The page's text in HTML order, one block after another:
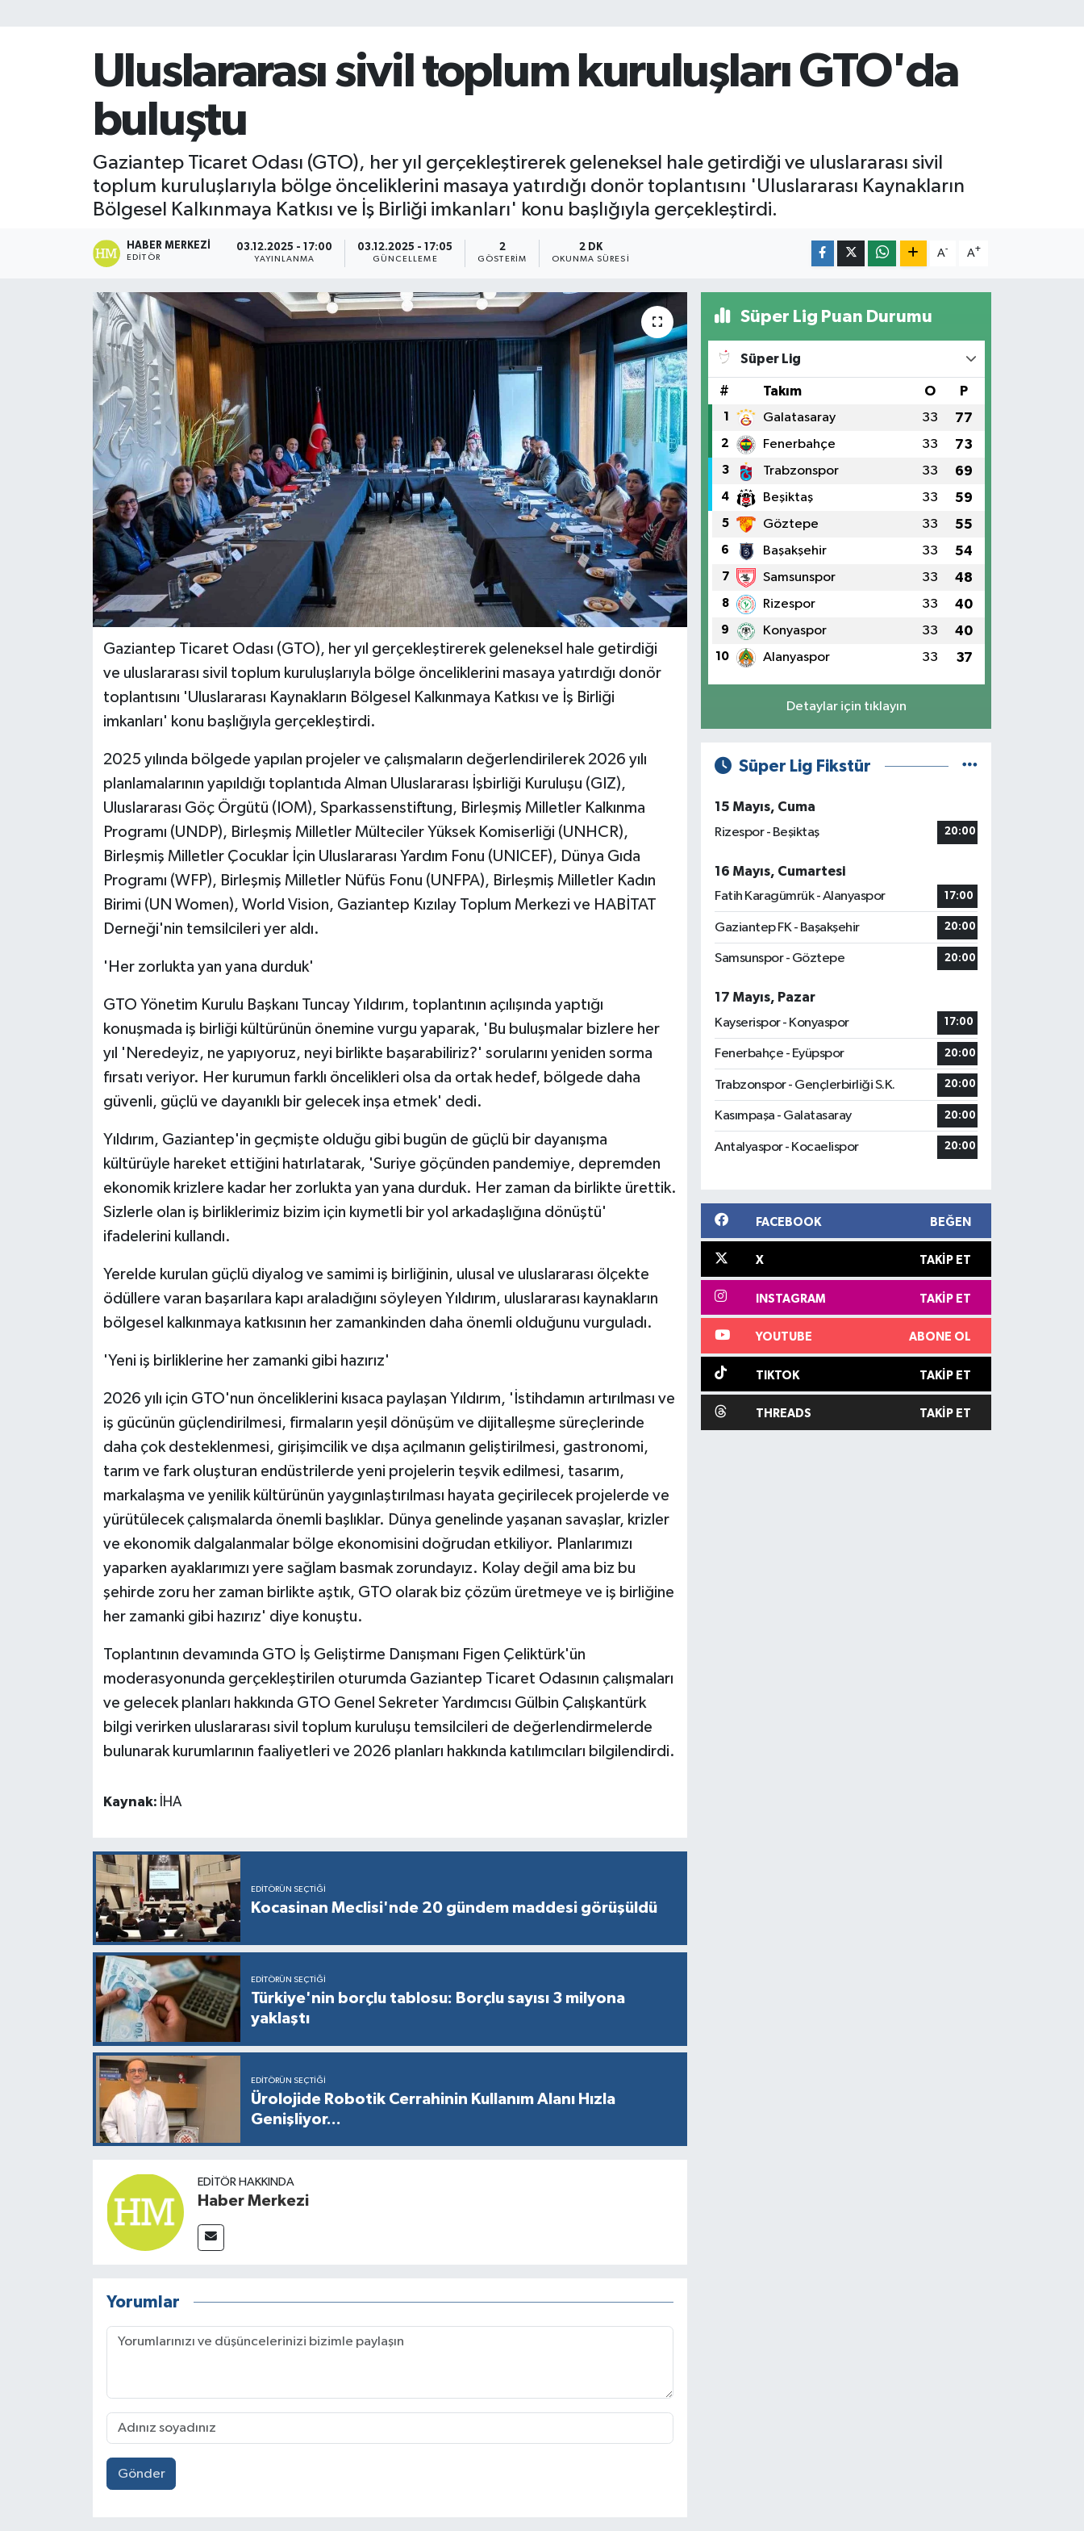
Uluslararası sivil toplum kuruluşları GTO'da
buluştu
Gaziantep Ticaret Odası (GTO), her yıl gerçekleştirerek geleneksel hale getirdiği ve uluslararası sivil
toplum kuruluşlarıyla bölge önceliklerini masaya yatırdığı donör toplantısını 'Uluslararası Kaynakların
Bölgesel Kalkınmaya Katkısı ve İş Birliği imkanları' konu başlığıyla gerçekleştirdi.
HABER MERKEZI
EDITÖR
03.12.2025 - 17:00
YAYINLANMA
03.12.2025 - 17:05
GÜNCELLEME
2
GÖSTERIM
2 DK
OKUNMA SÜRESI
A- A+
Gaziantep Ticaret Odası (GTO), her yıl gerçekleştirerek geleneksel hale getirdiği
ve uluslararası sivil toplum kuruluşlarıyla bölge önceliklerini masaya yatırdığı donör
toplantısını 'Uluslararası Kaynakların Bölgesel Kalkınmaya Katkısı ve İş Birliği
imkanları' konu başlığıyla gerçekleştirdi.
2025 yılında bölgede yapılan projeler ve çalışmaların değerlendirilerek 2026 yılı
planlamalarının yapıldığı toplantıda Alman Uluslararası İşbirliği Kuruluşu (GIZ),
Uluslararası Göç Örgütü (IOM), Sparkassenstiftung, Birleşmiş Milletler Kalkınma
Programı (UNDP), Birleşmiş Milletler Mülteciler Yüksek Komiserliği (UNHCR),
Birleşmiş Milletler Çocuklar İçin Uluslararası Yardım Fonu (UNICEF), Dünya Gıda
Programı (WFP), Birleşmiş Milletler Nüfüs Fonu (UNFPA), Birleşmiş Milletler Kadın
Birimi (UN Women), World Vision, Gaziantep Kızılay Toplum Merkezi ve HABİTAT
Derneği'nin temsilcileri yer aldı.
'Her zorlukta yan yana durduk'
GTO Yönetim Kurulu Başkanı Tuncay Yıldırım, toplantının açılışında yaptığı
konuşmada iş birliği kültürünün önemine vurgu yaparak, 'Bu buluşmalar bizlere her
yıl 'Neredeyiz, ne yapıyoruz, neyi birlikte başarabiliriz?' sorularını yeniden sorma
fırsatı veriyor. Her kurumun farklı öncelikleri olsa da ortak hedef, bölgede daha
güvenli, güçlü ve dayanıklı bir gelecek inşa etmek' dedi.
Yıldırım, Gaziantep'in geçmişte olduğu gibi bugün de güçlü bir dayanışma
kültürüyle hareket ettiğini hatırlatarak, 'Suriye göçünden pandemiye, depremden
ekonomik krizlere kadar her zorlukta yan yana durduk. Her zaman da birlikte ürettik.
Sizlerle olan iş birliklerimiz bizim için kıymetli bir yol arkadaşlığına dönüştü'
ifadelerini kullandı.
Yerelde kurulan güçlü diyalog ve samimi iş birliğinin, ulusal ve uluslararası ölçekte
ödüllere varan başarılara kapı araladığını söyleyen Yıldırım, uluslararası kaynakların
bölgesel kalkınmaya katkısının her zamankinden daha önemli olduğunu vurguladı.
'Yeni iş birliklerine her zamanki gibi hazırız'
2026 yılı için GTO'nun önceliklerini kısaca paylaşan Yıldırım, 'İstihdamın artırılması ve
iş gücünün güçlendirilmesi, firmaların yeşil dönüşüm ve dijitalleşme süreçlerinde
daha çok desteklenmesi, girişimcilik ve dışa açılmanın geliştirilmesi, gastronomi,
tarım ve fark oluşturan endüstrilerde yeni projelerin teşvik edilmesi, tasarım,
markalaşma ve yenilik kültürünün yaygınlaştırılması hayata geçirilecek projelerde ve
yürütülecek çalışmalarda önemli başlıklar. Dünya genelinde yaşanan savaşlar, krizler
ve ekonomik dalgalanmalar bölge ekonomisini doğrudan etkiliyor. Planlarımızı
yaparken ayaklarımızı yere sağlam basmak zorundayız. Kolay değil ama biz bu
şehirde zoru her zaman birlikte aştık, GTO olarak biz çözüm üretmeye ve iş birliğine
her zamanki gibi hazırız' diye konuştu.
Toplantının devamında GTO İş Geliştirme Danışmanı Figen Çeliktürk'ün
moderasyonunda gerçekleştirilen oturumda Gaziantep Ticaret Odasının çalışmaları
ve gelecek planları hakkında GTO Genel Sekreter Yardımcısı Gülbin Çalışkantürk
bilgi verirken uluslararası sivil toplum kuruluşu temsilcileri de değerlendirmelerde
bulunarak kurumlarının faaliyetleri ve 2026 planları hakkında katılımcıları bilgilendirdi.
Kaynak: İHA
EDITÖRÜN SEÇTIĞI
Kocasinan Meclisi'nde 20 gündem maddesi görüşüldü
EDITÖRÜN SEÇTIĞI
Türkiye'nin borçlu tablosu: Borçlu sayısı 3 milyona
yaklaştı
EDITÖRÜN SEÇTIĞI
Ürolojide Robotik Cerrahinin Kullanım Alanı Hızla
Genişliyor...
EDITÖR HAKKINDA
Haber Merkezi
Yorumlar
Gönder
Süper Lig Puan Durumu
Süper Lig
# Takım O P
1 Galatasaray 33 77
2 Fenerbahçe 33 73
3 Trabzonspor 33 69
4 Beşiktaş 33 59
5 Göztepe 33 55
6 Başakşehir 33 54
7 Samsunspor 33 48
8 Rizespor 33 40
9 Konyaspor 33 40
10 Alanyaspor 33 37
Detaylar için tıklayın
Süper Lig Fikstür
15 Mayıs, Cuma
Rizespor - Beşiktaş
20:00
16 Mayıs, Cumartesi
Fatih Karagümrük - Alanyaspor
17:00
Gaziantep FK - Başakşehir 20:00
Samsunspor - Göztepe 20:00
17 Mayıs, Pazar
Kayserispor - Konyaspor
17:00
Fenerbahçe - Eyüpspor 20:00
Trabzonspor - Gençlerbirliği S.K. 20:00
Kasımpaşa - Galatasaray 20:00
Antalyaspor - Kocaelispor 20:00
FACEBOOK BEĞEN
X TAKIP ET
INSTAGRAM TAKIP ET
YOUTUBE ABONE OL
TIKTOK TAKIP ET
THREADS TAKIP ET